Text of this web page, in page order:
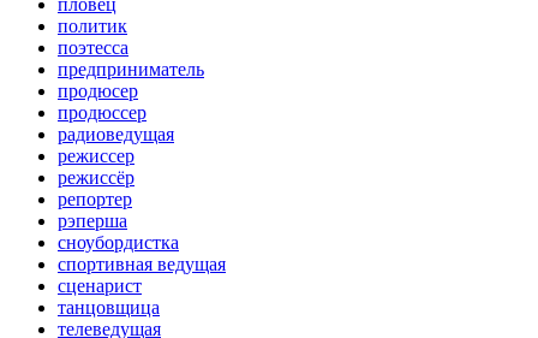
политик
поэтесса
предприниматель
продюсер
продюссер
радиоведущая
режиссер
режиссёр
репортер
рэперша
сноубордистка
спортивная ведущая
сценарист
танцовщица
телеведущая